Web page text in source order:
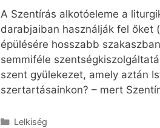
A Szentírás alkotóeleme a
darabjaiban használják fel őket
épülésére hosszabb
semmiféle
szent gyülekezet, amely aztán
szertartásainkon? – mert
Kategória
Lelkiség